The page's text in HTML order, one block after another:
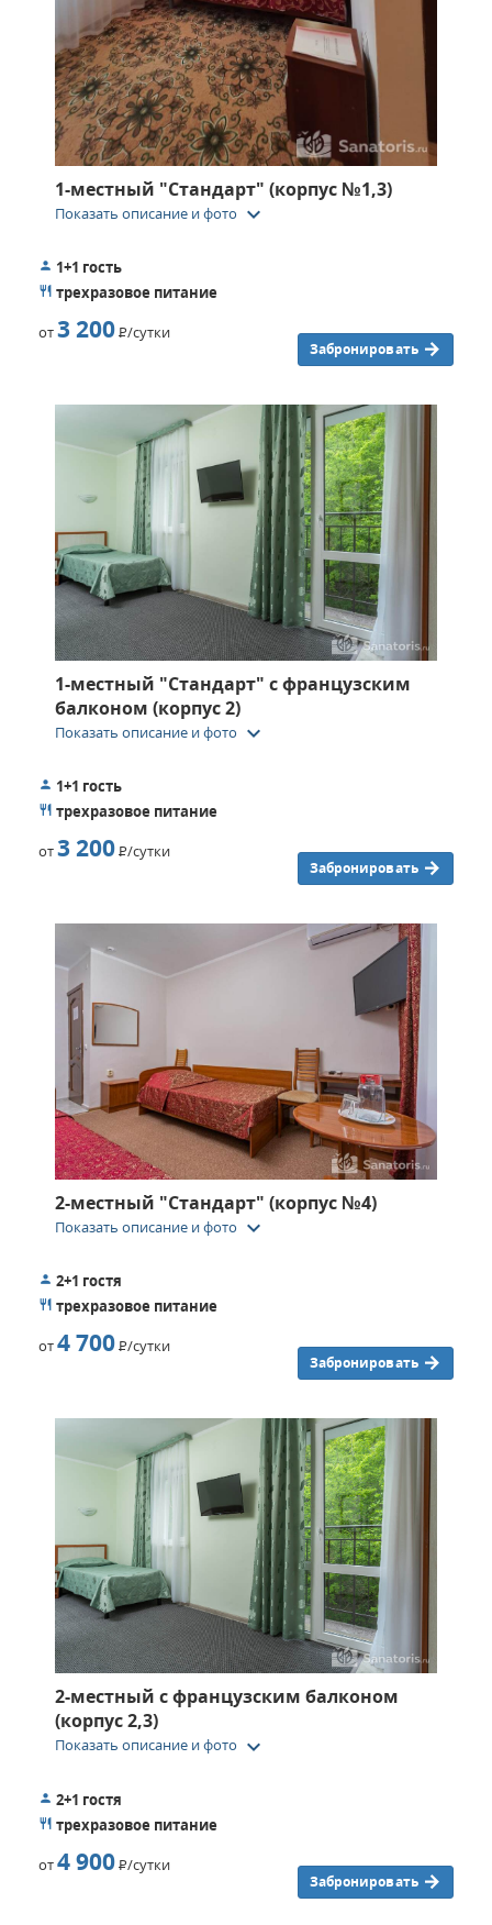
1-местный "Стандарт" (корпус №1,3)
Показать описание и фото keyboard_arrow_down
1+1 гость
трехразовое питание
от3 200Р/сутки
Забронировать
1-местный "Стандарт" c французским
балконом (корпус 2)
Показать описание и фото keyboard_arrow_down
1+1 гость
трехразовое питание
от3 200Р/сутки
Забронировать
2-местный "Стандарт" (корпус №4)
Показать описание и фото keyboard_arrow_down
2+1 гостя
трехразовое питание
от4 700Р/сутки
Забронировать
2-местный c французским балконом
(корпус 2,3)
Показать описание и фото keyboard_arrow_down
2+1 гостя
трехразовое питание
от4 900Р/сутки
Забронировать